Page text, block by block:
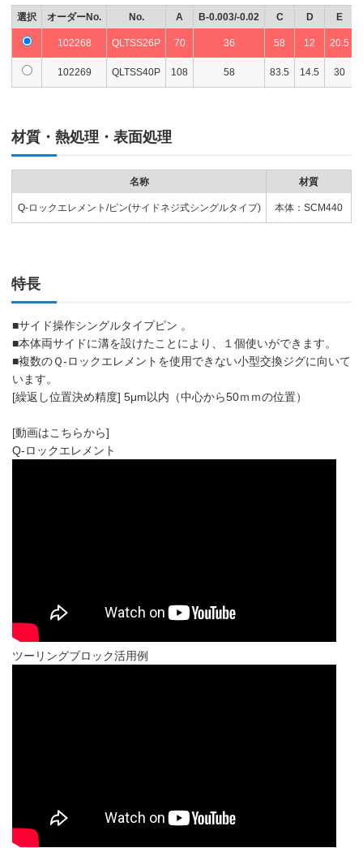
選択 オーダーNo. No. A B-0.003/-0.02 C D E
102268 QLTSS26P 70 36 58 12 20.5
102269 QLTSS40P 108 58 83.5 14.5 30
材質・熱処理・表面処理
名称 材質
Q-ロックエレメント/ピン(サイドネジ式シングルタイプ) 本体：SCM440
特長
■サイド操作シングルタイプピン 。
■本体両サイドに溝を設けたことにより、１個使いができます。
■複数のＱ-ロックエレメントを使用できない小型交換ジグに向いて
います。
[繰返し位置決め精度] 5μm以内（中心から50ｍｍの位置）
[動画はこちらから]
Q-ロックエレメント
ツーリングブロック活用例